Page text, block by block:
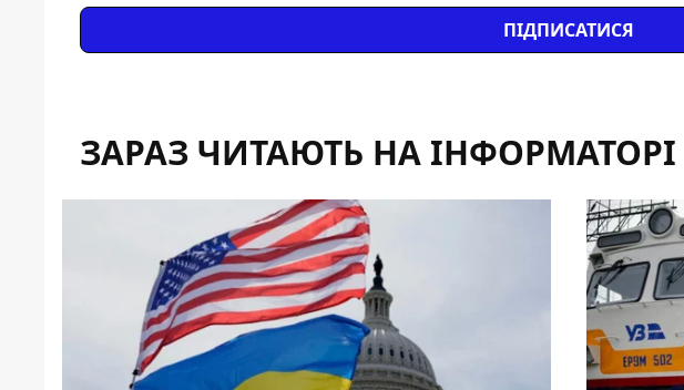
ПІДПИСАТИСЯ
ЗАРАЗ ЧИТАЮТЬ НА ІНФОРМАТОРІ